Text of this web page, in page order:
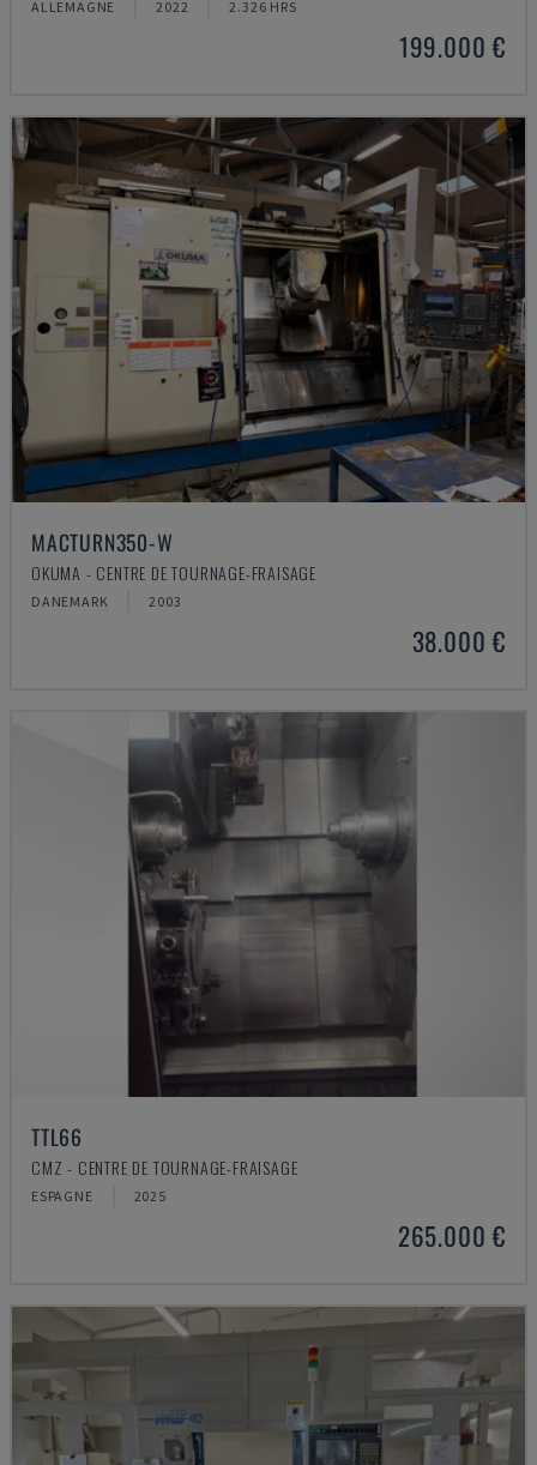
ALLEMAGNE 2022 2.326 HRS
199.000 €
MACTURN350-W
OKUMA - CENTRE DE TOURNAGE-FRAISAGE
DANEMARK 2003
38.000 €
TTL66
CMZ - CENTRE DE TOURNAGE-FRAISAGE
ESPAGNE 2025
265.000 €